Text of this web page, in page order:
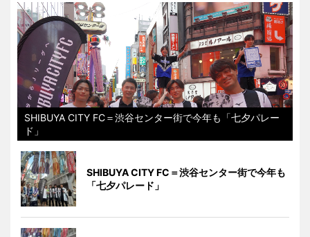
SHIBUYA CITY FC＝渋谷センター街で今年も「七夕パレー
ド」
SHIBUYA CITY FC＝渋谷センター街で今年も
「七夕パレード」